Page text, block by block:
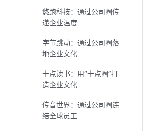
悠跑科技：通过公司圈传
递企业温度
字节跳动：通过公司圈落
地企业文化
十点读书：用“十点圈”打
造企业文化
传音世界：通过公司圈连
结全球员工